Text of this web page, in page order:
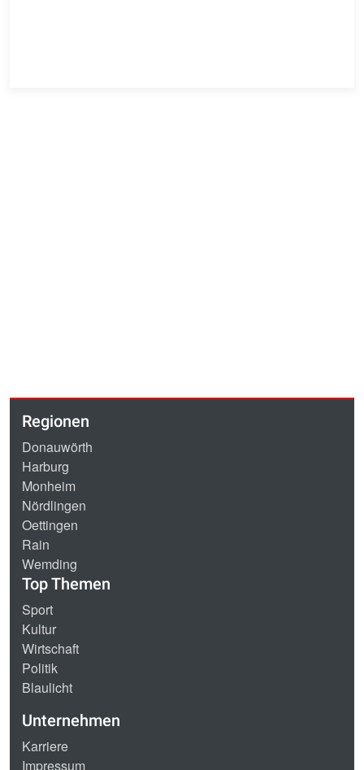
Regionen
Donauwörth
Harburg
Monheim
Nördlingen
Oettingen
Rain
Wemding
Top Themen
Sport
Kultur
Wirtschaft
Politik
Blaulicht
Unternehmen
Karriere
Impressum